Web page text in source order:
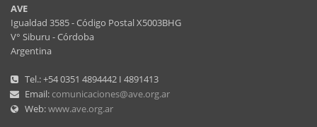
AVE
Igualdad 3585 - Código Postal X5003BHG
V° Siburu - Córdoba
Argentina
Tel.: +54 0351 4894442 I 4891413
Email: comunicaciones@ave.org.ar
Web:www.ave.org.ar